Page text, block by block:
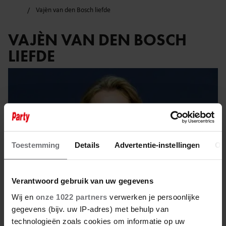
Toestemming Details Advertentie-instellingen
Verantwoord gebruik van uw gegevens
Wij en onze 1022 partners verwerken je persoonlijke
gegevens (bijv. uw IP-adres) met behulp van
technologieën zoals cookies om informatie op uw
Vajèn van den Bosch liefde
VAJÈN VAN DEN BOSCH
LIEFDE